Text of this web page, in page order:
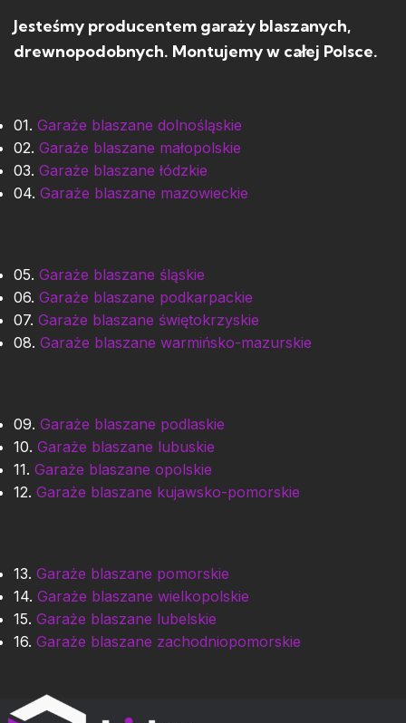
Jesteśmy producentem garaży blaszanych,
drewnopodobnych. Montujemy w całej Polsce.
01. Garaże blaszane dolnośląskie
02. Garaże blaszane małopolskie
03. Garaże blaszane łódzkie
04. Garaże blaszane mazowieckie
05. Garaże blaszane śląskie
06. Garaże blaszane podkarpackie
07. Garaże blaszane świętokrzyskie
08. Garaże blaszane warmińsko-mazurskie
09. Garaże blaszane podlaskie
10. Garaże blaszane lubuskie
11. Garaże blaszane opolskie
12. Garaże blaszane kujawsko-pomorskie
13. Garaże blaszane pomorskie
14. Garaże blaszane wielkopolskie
15. Garaże blaszane lubelskie
16. Garaże blaszane zachodniopomorskie